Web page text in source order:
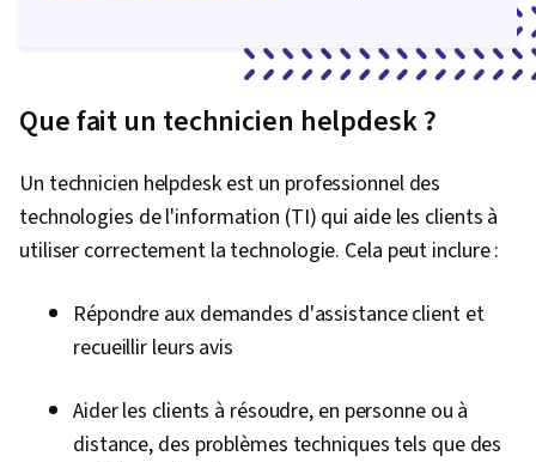
Administration des réseaux, Développement
professionnel, Outils d'ingénierie rapide,
Ingénierie rapide, L'image de marque,
Connaissance de l'IA, Google Gemini, IA
générative, Protocoles d'accès aux annuaires
légers, Administration du serveur, Active
Directory, Reprise après sinistre, Services en
Conseil technique, Infrastructure de réseau,
Gestion de l'informatique en nuage,
données, Configuration du système, Cryptage,
Autorisation (informatique), Sensibilisation à la
Que fait un technicien helpdesk ?
Un technicien helpdesk est un professionnel des
technologies de l'information (TI) qui aide les clients à
utiliser correctement la technologie. Cela peut inclure :
Répondre aux demandes d'assistance client et
recueillir leurs avis
Aider les clients à résoudre, en personne ou à
distance, des problèmes techniques tels que des